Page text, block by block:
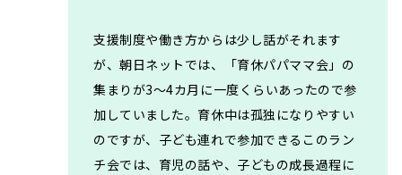
支援制度や働き方からは少し話がそれます
が、朝日ネットでは、「育休パパママ会」の
集まりが3～4カ月に一度くらいあったので参
加していました。育休中は孤独になりやすい
のですが、子ども連れで参加できるこのラン
チ会では、育児の話や、子どもの成長過程に